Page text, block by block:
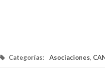
Categorías: Asociaciones,